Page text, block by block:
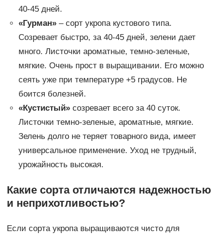
40-45 дней.
«Гурман»– сорт укропа кустового типа.
Созревает быстро, за 40-45 дней, зелени дает
много. Листочки ароматные, темно-зеленые,
мягкие. Очень прост в выращивании. Его можно
сеять уже при температуре +5 градусов. Не
боится болезней.
«Кустистый»созревает всего за 40 суток.
Листочки темно-зеленые, ароматные, мягкие.
Зелень долго не теряет товарного вида, имеет
универсальное применение. Уход не трудный,
урожайность высокая.
Какие сорта отличаются надежностью
и неприхотливостью?
Если сорта укропа выращиваются чисто для